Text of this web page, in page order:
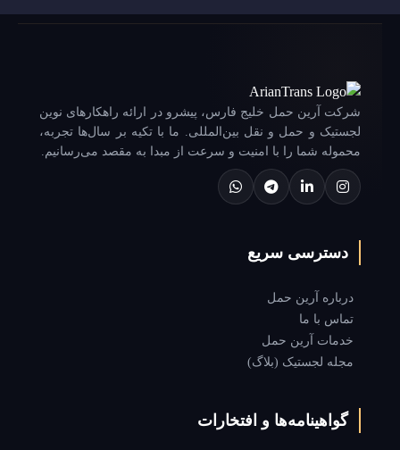
شرکت آرین حمل خلیج فارس، پیشرو در ارائه راهکارهای نوین
لجستیک و حمل و نقل بین‌المللی. ما با تکیه بر سال‌ها تجربه،
محموله شما را با امنیت و سرعت از مبدا به مقصد می‌رسانیم.
دسترسی سریع
درباره آرین حمل
تماس با ما
خدمات آرین حمل
مجله لجستیک (بلاگ)
گواهینامه‌ها و افتخارات